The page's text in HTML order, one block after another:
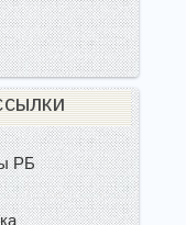
РБ